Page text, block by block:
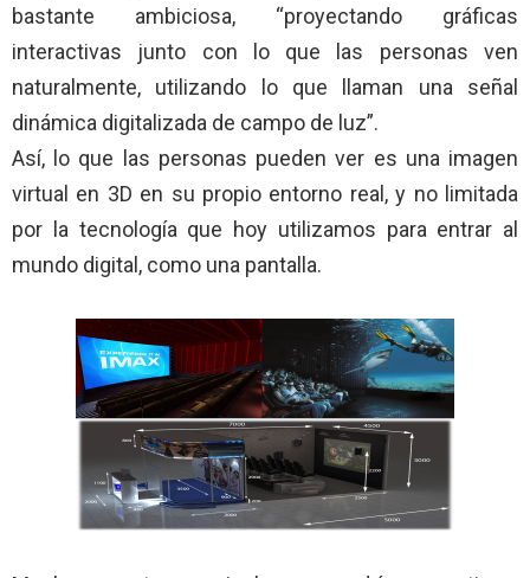
bastante ambiciosa, “proyectando gráficas
interactivas junto con lo que las personas ven
naturalmente, utilizando lo que llaman una señal
dinámica digitalizada de campo de luz”.
Así, lo que las personas pueden ver es una imagen
virtual en 3D en su propio entorno real, y no limitada
por la tecnología que hoy utilizamos para entrar al
mundo digital, como una pantalla.